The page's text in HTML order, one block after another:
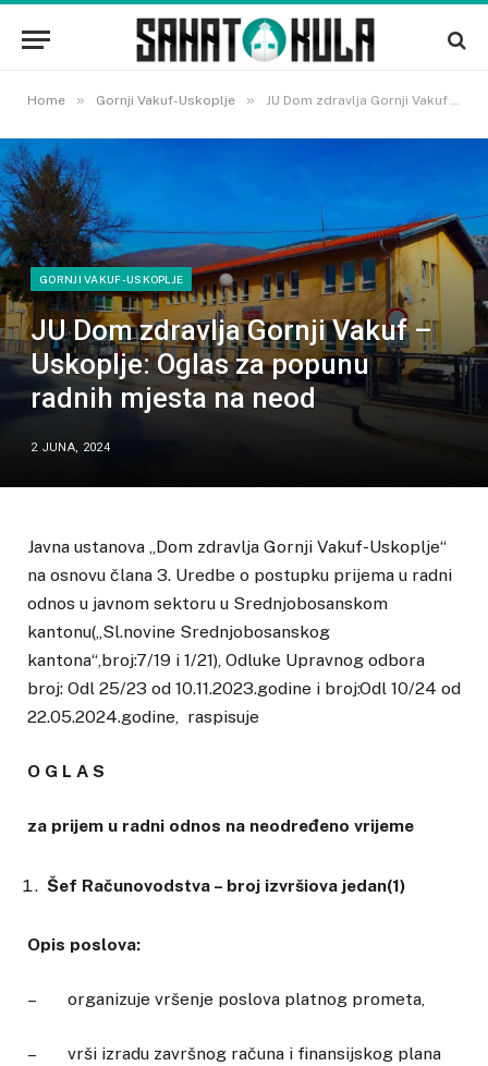
Home » Gornji Vakuf-Uskoplje » JU Dom zdravlja Gornji Vakuf – Uskoplje: Oglas za popunu radnih mjesta na neod
GORNJI VAKUF-USKOPLJE
JU Dom zdravlja Gornji Vakuf –
Uskoplje: Oglas za popunu
radnih mjesta na neod
2 JUNA, 2024
Javna ustanova „Dom zdravlja Gornji Vakuf-Uskoplje“
na osnovu člana 3. Uredbe o postupku prijema u radni
odnos u javnom sektoru u Srednjobosanskom
kantonu(„Sl.novine Srednjobosanskog
kantona“,broj:7/19 i 1/21), Odluke Upravnog odbora
broj: Odl 25/23 od 10.11.2023.godine i broj:Odl 10/24 od
22.05.2024.godine, raspisuje
O G L A S
za prijem u radni odnos na neodređeno vrijeme
Šef Računovodstva – broj izvršiova jedan(1)
Opis poslova:
– organizuje vršenje poslova platnog prometa,
– vrši izradu završnog računa i finansijskog plana